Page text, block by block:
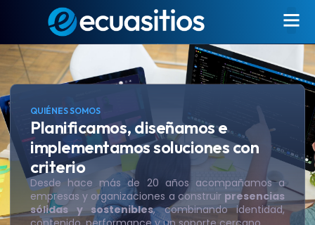
QUIÉNES SOMOS
Planificamos, diseñamos e
implementamos soluciones con
criterio
Desde hace más de 20 años acompañamos a
empresas y organizaciones a construir presencias
sólidas y sostenibles, combinando identidad,